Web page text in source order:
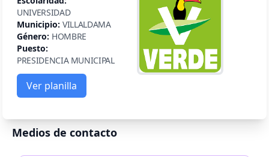
UNIVERSIDAD
Municipio: VILLALDAMA
Género: HOMBRE
Puesto:
PRESIDENCIA MUNICIPAL
Ver planilla
Medios de contacto